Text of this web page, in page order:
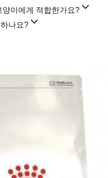
이에게 적합한가요?
나요?